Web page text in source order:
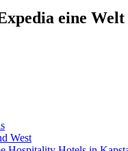
eine
West